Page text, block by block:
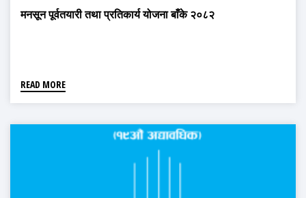
मनसून पूर्वतयारी तथा प्रतिकार्य योजना बाँके २०८२
READ MORE